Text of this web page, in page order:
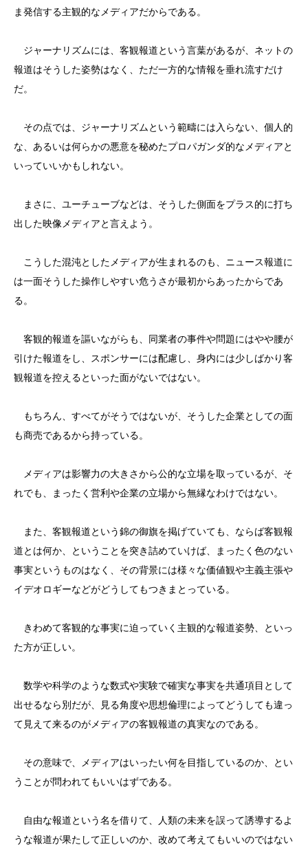
ま発信する主観的なメディアだからである。
ジャーナリズムには、客観報道という言葉があるが、ネットの
報道はそうした姿勢はなく、ただ一方的な情報を垂れ流すだけ
だ。
その点では、ジャーナリズムという範疇には入らない、個人的
な、あるいは何らかの悪意を秘めたプロパガンダ的なメディアと
いっていいかもしれない。
まさに、ユーチューブなどは、そうした側面をプラス的に打ち
出した映像メディアと言えよう。
こうした混沌としたメディアが生まれるのも、ニュース報道に
は一面そうした操作しやすい危うさが最初からあったからであ
る。
客観的報道を謳いながらも、同業者の事件や問題にはやや腰が
引けた報道をし、スポンサーには配慮し、身内には少しばかり客
観報道を控えるといった面がないではない。
もちろん、すべてがそうではないが、そうした企業としての面
も商売であるから持っている。
メディアは影響力の大きさから公的な立場を取っているが、そ
れでも、まったく営利や企業の立場から無縁なわけではない。
また、客観報道という錦の御旗を掲げていても、ならば客観報
道とは何か、ということを突き詰めていけば、まったく色のない
事実というものはなく、その背景には様々な価値観や主義主張や
イデオロギーなどがどうしてもつきまとっている。
きわめて客観的な事実に迫っていく主観的な報道姿勢、といっ
た方が正しい。
数学や科学のような数式や実験で確実な事実を共通項目として
出せるなら別だが、見る角度や思想倫理によってどうしても違っ
て見えて来るのがメディアの客観報道の真実なのである。
その意味で、メディアはいったい何を目指しているのか、とい
うことが問われてもいいはずである。
自由な報道という名を借りて、人類の未来を誤って誘導するよ
うな報道が果たして正しいのか、改めて考えてもいいのではない